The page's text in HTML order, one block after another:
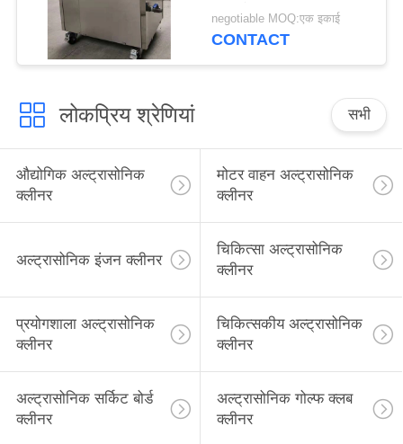
60L टैंक
negotiable MOQ:एक इकाई
CONTACT
लोकप्रिय श्रेणियां सभी
औद्योगिक अल्ट्रासोनिक
क्लीनर
मोटर वाहन अल्ट्रासोनिक
क्लीनर
अल्ट्रासोनिक इंजन क्लीनर
चिकित्सा अल्ट्रासोनिक
क्लीनर
प्रयोगशाला अल्ट्रासोनिक
क्लीनर
चिकित्सकीय अल्ट्रासोनिक
क्लीनर
अल्ट्रासोनिक सर्किट बोर्ड
क्लीनर
अल्ट्रासोनिक गोल्फ क्लब
क्लीनर